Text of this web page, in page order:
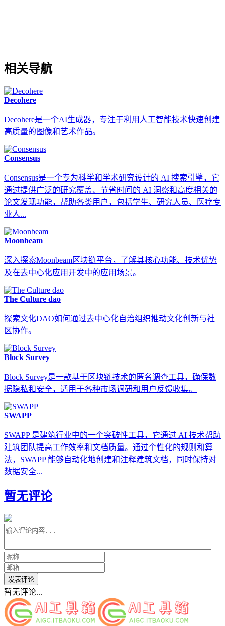
相关导航
Decohere
Decohere是一个AI生成器，专注于利用人工智能技术快速创建
高质量的图像和艺术作品。
Consensus
Consensus是一个专为科学和学术研究设计的 AI 搜索引擎，它
通过提供广泛的研究覆盖、节省时间的 AI 洞察和高度相关的
论文发现功能，帮助各类用户，包括学生、研究人员、医疗专
业人...
Moonbeam
深入探索Moonbeam区块链平台，了解其核心功能、技术优势
及在去中心化应用开发中的应用场景。
The Culture dao
探索文化DAO如何通过去中心化自治组织推动文化创新与社
区协作。
Block Survey
Block Survey是一款基于区块链技术的匿名调查工具，确保数
据隐私和安全，适用于各种市场调研和用户反馈收集。
SWAPP
SWAPP 是建筑行业中的一个突破性工具，它通过 AI 技术帮助
建筑团队提高工作效率和文档质量。通过个性化的规则和算
法，SWAPP 能够自动化地创建和注释建筑文档，同时保持对
数据安全...
暂无评论
发表评论
暂无评论...